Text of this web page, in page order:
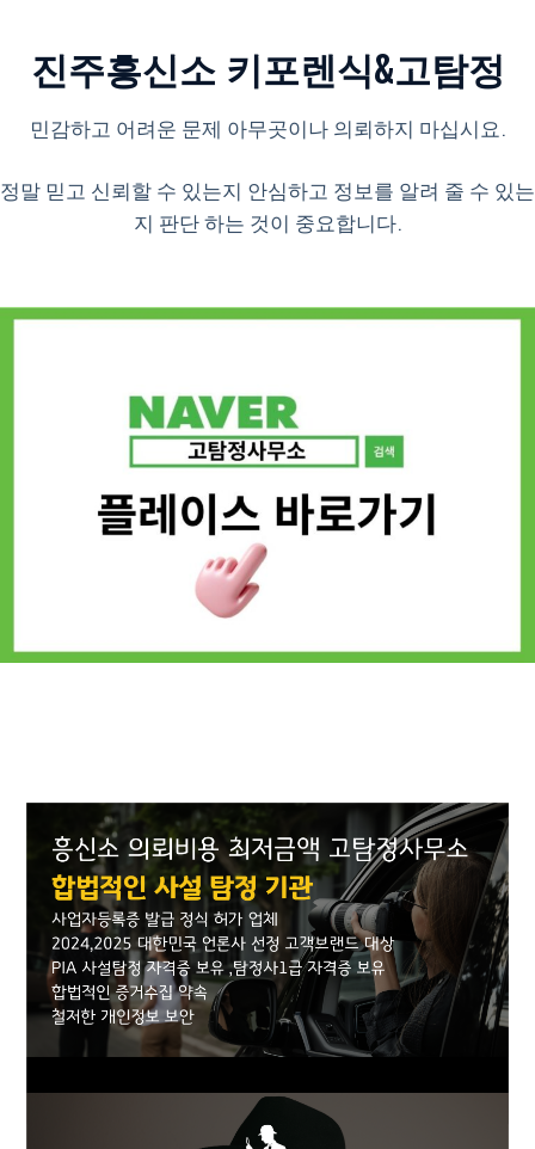
진주흥신소 키포렌식&고탐정
민감하고 어려운 문제 아무곳이나 의뢰하지 마십시요.
정말 믿고 신뢰할 수 있는지 안심하고 정보를 알려 줄 수 있는
지 판단 하는 것이 중요합니다.